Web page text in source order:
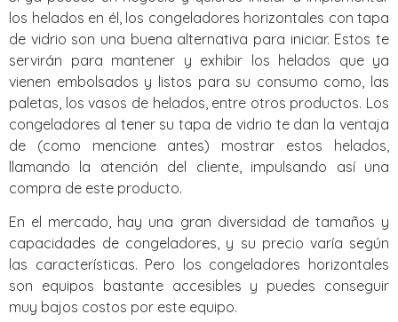
los helados en él, los congeladores horizontales con tapa
de vidrio son una buena alternativa para iniciar. Estos te
servirán para mantener y exhibir los helados que ya
vienen embolsados y listos para su consumo como, las
paletas, los vasos de helados, entre otros productos. Los
congeladores al tener su tapa de vidrio te dan la ventaja
de (como mencione antes) mostrar estos helados,
llamando la atención del cliente, impulsando así una
compra de este producto.
En el mercado, hay una gran diversidad de tamaños y
capacidades de congeladores, y su precio varía según
las características. Pero los congeladores horizontales
son equipos bastante accesibles y puedes conseguir
muy bajos costos por este equipo.